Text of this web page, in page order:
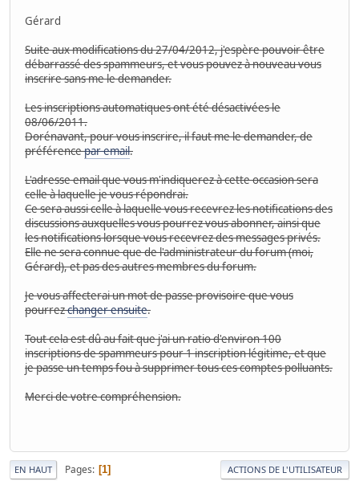
Gérard
Suite aux modifications du 27/04/2012, j'espère pouvoir être
débarrassé des spammeurs, et vous pouvez à nouveau vous
inscrire sans me le demander.
Les inscriptions automatiques ont été désactivées le
08/06/2011.
Dorénavant, pour vous inscrire, il faut me le demander, de
préférencepar email.
L'adresse email que vous m'indiquerez à cette occasion sera
celle à laquelle je vous répondrai.
Ce sera aussi celle à laquelle vous recevrez les notifications des
discussions auxquelles vous pourrez vous abonner, ainsi que
les notifications lorsque vous recevrez des messages privés.
Elle ne sera connue que de l'administrateur du forum (moi,
Gérard), et pas des autres membres du forum.
Je vous affecterai un mot de passe provisoire que vous
pourrezchanger ensuite.
Tout cela est dû au fait que j'ai un ratio d'environ 100
inscriptions de spammeurs pour 1 inscription légitime, et que
je passe un temps fou à supprimer tous ces comptes polluants.
Merci de votre compréhension.
EN HAUT Pages 1 ACTIONS DE L'UTILISATEUR